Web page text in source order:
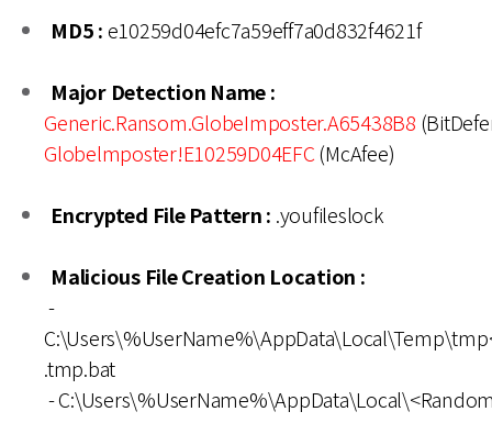
MD5 : e10259d04efc7a59eff7a0d832f4621f
Major Detection Name :
Generic.Ransom.GlobeImposter.A65438B8
Globelmposter!E10259D04EFC(McAfee)
Encrypted File Pattern : .youfileslock
Malicious File Creation Location :
-
.tmp.bat
-